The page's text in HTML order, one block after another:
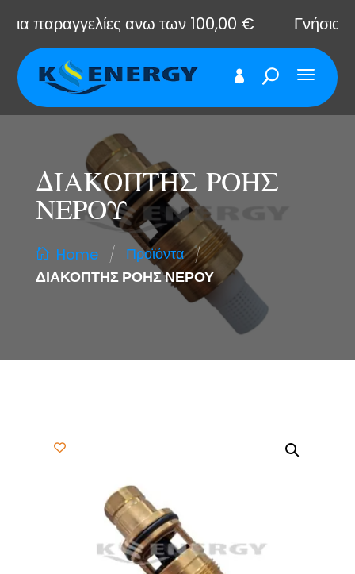
παραγγελίες ανω των 100,00 € Γνήσια
ΔΙΑΚΟΠΤΗΣ ΡΟΗΣ
ΝΕΡΟΥ
Home / Προϊόντα /
ΔΙΑΚΟΠΤΗΣ ΡΟΗΣ ΝΕΡΟΥ